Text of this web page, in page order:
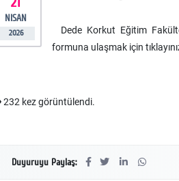
NISAN
2026
Dede Korkut Eğitim
formuna ulaşmak için
232 kez görüntülendi.
Duyuruyu Paylaş: